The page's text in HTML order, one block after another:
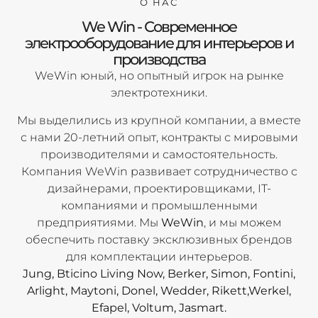
We Win - Современное
электрооборудование для интерьеров и
производства
WeWin юный, но опытный игрок на рынке
электротехники.
Мы выделились из крупной компании, а вместе
с нами 20-летний опыт, контракты с мировыми
производителями и самостоятельность.
Компания WeWin развивает сотрудничество с
дизайнерами, проектировщиками, IT-
компаниями и промышленными
предприятиями. Мы WeWin, и мы можем
обеспечить поставку эксклюзивных брендов
для комплектации интерьеров.
Jung, Bticino Living Now, Berker, Simon, Fontini,
Arlight, Maytoni, Donel, Wedder, Rikett,Werkel,
Efapel, Voltum, Jasmart.